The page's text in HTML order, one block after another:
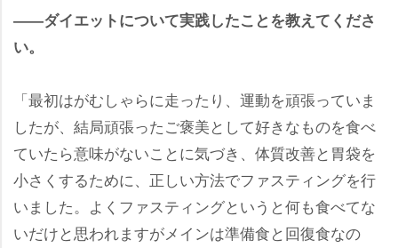
――ダイエットについて実践したことを教えてくださ
い。
「最初はがむしゃらに走ったり、運動を頑張っていま
したが、結局頑張ったご褒美として好きなものを食べ
ていたら意味がないことに気づき、体質改善と胃袋を
小さくするために、正しい方法でファスティングを行
いました。よくファスティングというと何も食べてな
いだけと思われますがメインは準備食と回復食なの